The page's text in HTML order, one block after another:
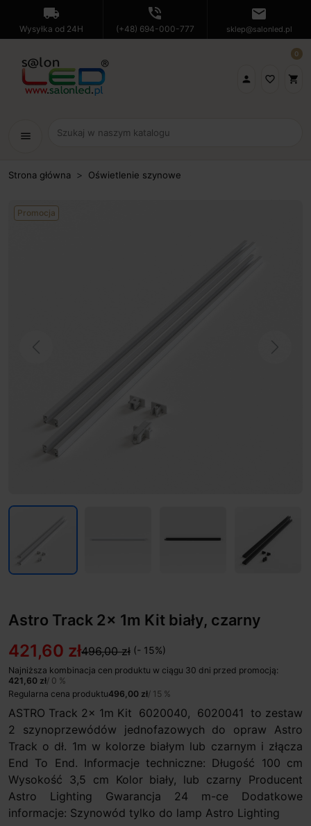
local_shipping
Wysyłka od 24H
phone_in_talk
(+48) 694-000-777
mail
sklep@salonled.pl
 favorite_border shopping_cart
0
menu
Strona główna Oświetlenie szynowe
Promocja
Astro Track 2x 1m Kit biały, czarny
421,60 zł496,00 zł (- 15%)
Najniższa kombinacja cen produktu w ciągu 30 dni przed promocją:
421,60 zł/ 0 %
Regularna cena produktu496,00 zł/ 15 %
ASTRO Track 2x 1m Kit 6020040, 6020041 to zestaw
2 szynoprzewódów jednofazowych do opraw Astro
Track o dł. 1m w kolorze białym lub czarnym i złącza
End To End. Informacje techniczne: Długość 100 cm
Wysokość 3,5 cm Kolor biały, lub czarny Producent
Astro Lighting Gwarancja 24 m-ce Dodatkowe
informacje: Szynowód tylko do lamp Astro Lighting